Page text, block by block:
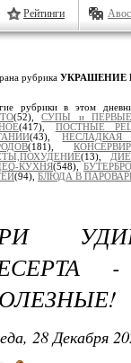
Рейтинги
рубрика УКРАШЕНИЕ
рубрики в этом
(52),СУПЫ и
(417), ПОСТНЫЕ
(43),НЕСЛАДКАЯ
(181),
(13),
КУХНЯ(548),
(94), БЛЮДА В
28 Декабря